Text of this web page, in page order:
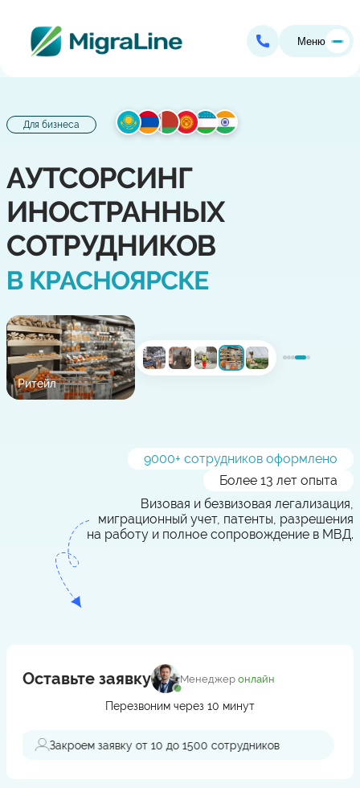
Меню
Для бизнеса
АУТСОРСИНГ
ИНОСТРАННЫХ
СОТРУДНИКОВ
В КРАСНОЯРСКЕ
Ритейл
9000+ сотрудников оформлено
Более 13 лет опыта
Визовая и безвизовая легализация,
миграционный учет, патенты, разрешения
на работу и полное сопровождение в МВД.
Оставьте заявку Менеджер онлайн
Перезвоним через 10 минут
Поддержка при проверках